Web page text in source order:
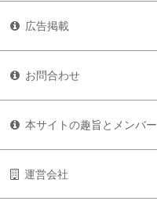
広告掲載
お問合わせ
本サイトの趣旨とメンバー
運営会社